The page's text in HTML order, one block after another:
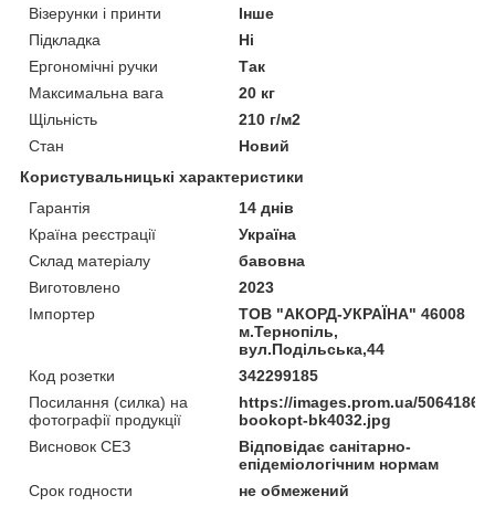
Візерунки і принти
Інше
Підкладка
Ні
Ергономічні ручки
Так
Максимальна вага
20 кг
Щільність
210 г/м2
Стан
Новий
Користувальницькі характеристики
Гарантія
14 днів
Країна реєстрації
Україна
Склад матеріалу
бавовна
Виготовлено
2023
Імпортер
ТОВ "АКОРД-УКРАЇНА" 46008
м.Тернопіль,
вул.Подільська,44
Код розетки
342299185
Посилання (силка) на
фотографії продукції
https://images.prom.ua/
bookopt-bk4032.jpg
Висновок СЕЗ
Відповідає санітарно-
епідеміологічним нормам
Срок годности
не обмежений